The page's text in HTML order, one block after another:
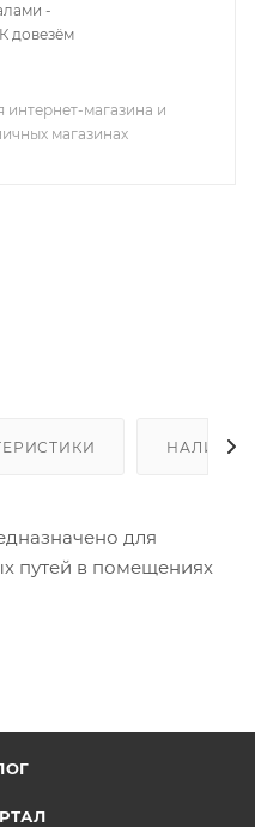
-
довезём
интернет-магазина и
магазинах
НАЛИЧИЕ
для
путей в помещениях